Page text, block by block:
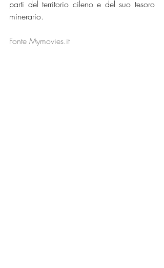
parti del territorio cileno e del suo tesoro
minerario.
Fonte Mymovies.it